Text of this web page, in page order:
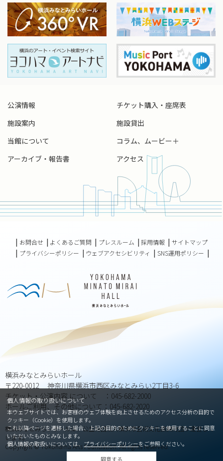
同意する
個人情報の取り扱いについて
本ウェブサイトでは、お客様のウェブ体験を向上させるためのアクセス分析の目的で
クッキー（Cookie）を使用します。
これ以降ページを遷移した場合、上記の目的のためにクッキーを使用することに同意
いただいたものとみなします。
個人情報の取扱いについては、 プライバシーポリシーをご参照ください。
公演情報
チケット購入・座席表
施設案内
施設貸出
当館について
コラム、ムービー＋
アーカイブ・報告書
アクセス
お問合せ よくあるご質問 プレスルーム 採用情報
サイトマップ
プライバシーポリシー
ウェブアクセシビリティ SNS運用ポリシー
横浜みなとみらいホール
〒220-0012 神奈川県横浜市西区みなとみらい2丁目3-6
チケット・公演内容 について ：045-682-2000
ホールご利用、その他について：045-682-2020
横浜みなとみらいホールは、公益財団法人横浜市芸術文化振興財団が運営して
います。
Copyright © Yokohama Arts Foundation. All rights reserved.